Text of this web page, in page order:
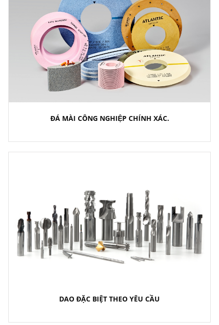
ĐÁ MÀI CÔNG NGHIỆP CHÍNH XÁC.
DAO ĐẶC BIỆT THEO YÊU CẦU